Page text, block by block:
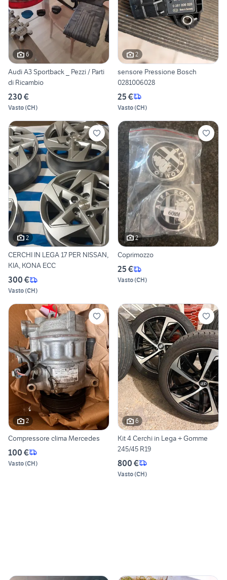
6
Audi A3 Sportback _ Pezzi / Parti
di Ricambio
230 €
Vasto(CH)
2
sensore Pressione Bosch
0281006028
25 €
Vasto(CH)
2
CERCHI IN LEGA 17 PER NISSAN,
KIA, KONA ECC
300 €
Vasto(CH)
2
Coprimozzo
25 €
Vasto(CH)
2
Compressore clima Mercedes
100 €
Vasto(CH)
6
Kit 4 Cerchi in Lega + Gomme
245/45 R19
800 €
Vasto(CH)